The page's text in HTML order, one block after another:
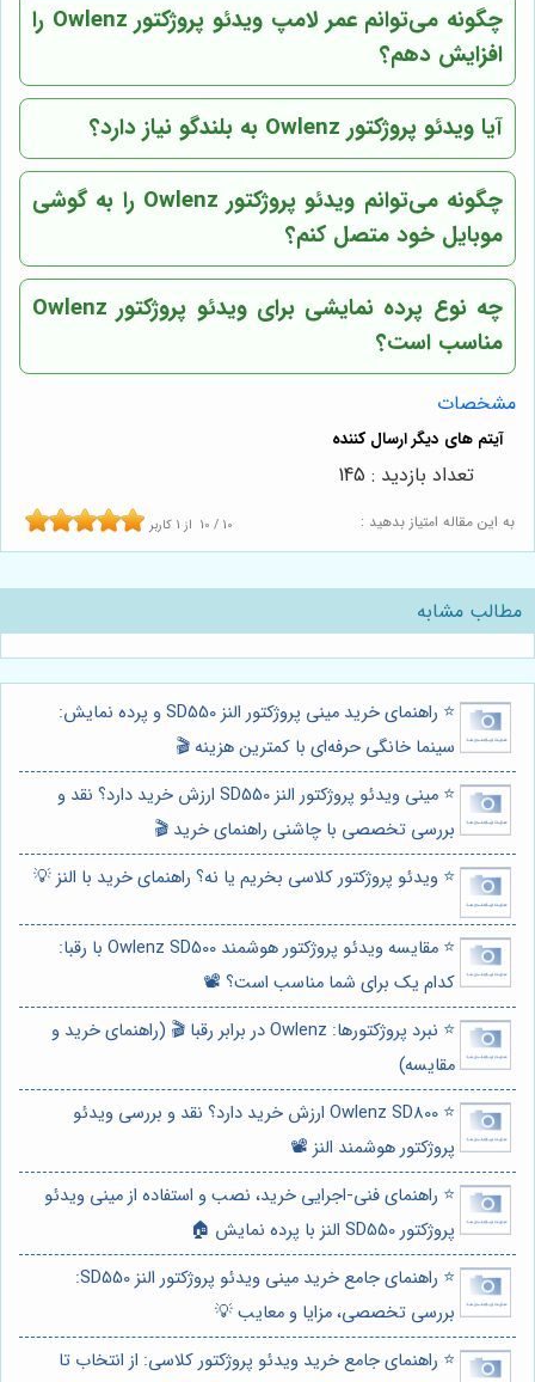
چگونه می‌توانم عمر لامپ ویدئو پروژکتور Owlenz را
افزایش دهم؟
آیا ویدئو پروژکتور Owlenz به بلندگو نیاز دارد؟
چگونه می‌توانم ویدئو پروژکتور Owlenz را به گوشی
موبایل خود متصل کنم؟
چه نوع پرده نمایشی برای ویدئو پروژکتور Owlenz
مناسب است؟
مشخصات
به این مقاله امتیاز بدهید : 10 / 10 از 1 کاربر
تعداد بازدید : 145
مطالب مشابه
⭐️ راهنمای خرید مینی پروژکتور النز SD550 و پرده نمایش:
سینما خانگی حرفه‌ای با کمترین هزینه 🎬
⭐️ مینی ویدئو پروژکتور النز SD550 ارزش خرید دارد؟ نقد و
بررسی تخصصی با چاشنی راهنمای خرید 🎬
⭐️ ویدئو پروژکتور کلاسی بخریم یا نه؟ راهنمای خرید با النز 💡
⭐️ مقایسه ویدئو پروژکتور هوشمند Owlenz SD500 با رقبا:
کدام یک برای شما مناسب است؟ 📽️
⭐️ نبرد پروژکتورها: Owlenz در برابر رقبا 🎬 (راهنمای خرید و
مقایسه)
⭐️ Owlenz SD800 ارزش خرید دارد؟ نقد و بررسی ویدئو
پروژکتور هوشمند النز 📽️
⭐️ راهنمای فنی-اجرایی خرید، نصب و استفاده از مینی ویدئو
پروژکتور SD550 النز با پرده نمایش 🏠
⭐️ راهنمای جامع خرید مینی ویدئو پروژکتور النز SD550:
بررسی تخصصی، مزایا و معایب 💡
⭐️ راهنمای جامع خرید ویدئو پروژکتور کلاسی: از انتخاب تا